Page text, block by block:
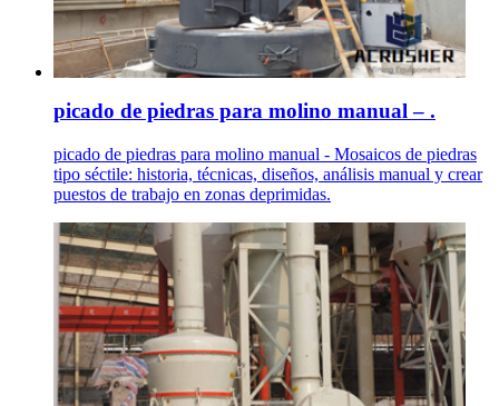
picado de piedras para molino manual – .
picado de piedras para molino manual - Mosaicos de piedras
tipo séctile: historia, técnicas, diseños, análisis manual y crear
puestos de trabajo en zonas deprimidas.